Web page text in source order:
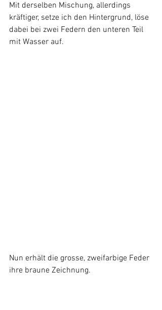
Mit derselben Mischung, allerdings
kräftiger, setze ich den Hintergrund, löse
dabei bei zwei Federn den unteren Teil
mit Wasser auf.
Nun erhält die grosse, zweifarbige Feder
ihre braune Zeichnung.